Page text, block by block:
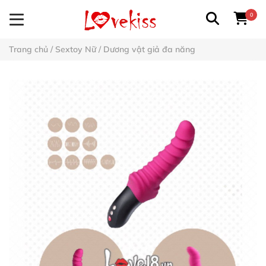
0
Trang chủ / Sextoy Nữ/ Dương vật giả đa năng